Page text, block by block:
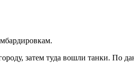
затем туда вошли танки. По